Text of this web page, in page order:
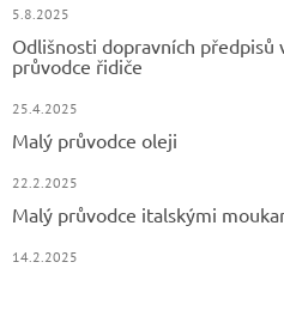
5.8.2025
Odlišnosti dopravních předpisů
průvodce řidiče
25.4.2025
Malý průvodce oleji
22.2.2025
Malý průvodce italskými
14.2.2025